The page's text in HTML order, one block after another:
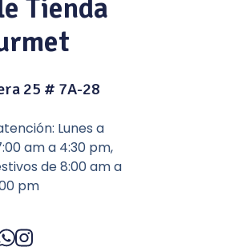
Tienda
25 # 7A-28
Lunes a
am a 4:30 pm,
de 8:00 am a
pm